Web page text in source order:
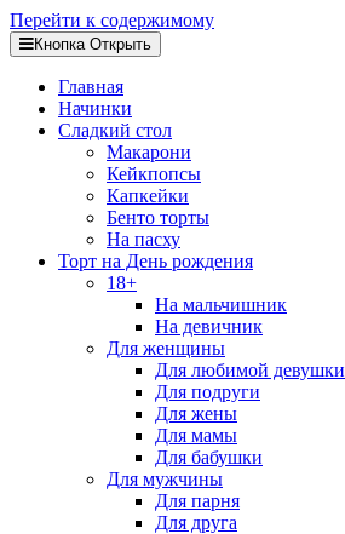
Перейти к содержимому
Кнопка Открыть
Главная
Начинки
Сладкий стол
Макарони
Кейкпопсы
Капкейки
Бенто торты
На пасху
Торт на День рождения
18+
На мальчишник
На девичник
Для женщины
Для любимой девушки
Для подруги
Для жены
Для мамы
Для бабушки
Для мужчины
Для парня
Для друга